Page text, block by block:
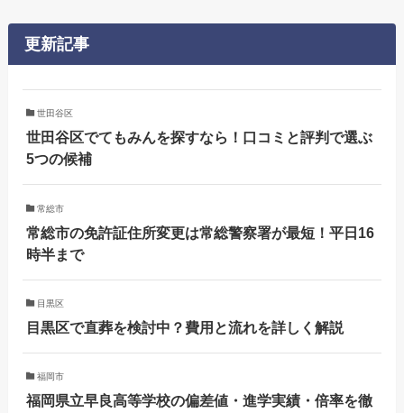
更新記事
世田谷区
世田谷区でてもみんを探すなら！口コミと評判で選ぶ
5つの候補
常総市
常総市の免許証住所変更は常総警察署が最短！平日16
時半まで
目黒区
目黒区で直葬を検討中？費用と流れを詳しく解説
福岡市
福岡県立早良高等学校の偏差値・進学実績・倍率を徹